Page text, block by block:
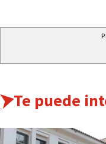
Te puede